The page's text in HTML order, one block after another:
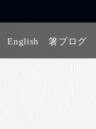
English 箸ブログ